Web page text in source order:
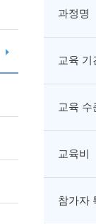
과정명
교육 기
교육 수
교육비
참가자